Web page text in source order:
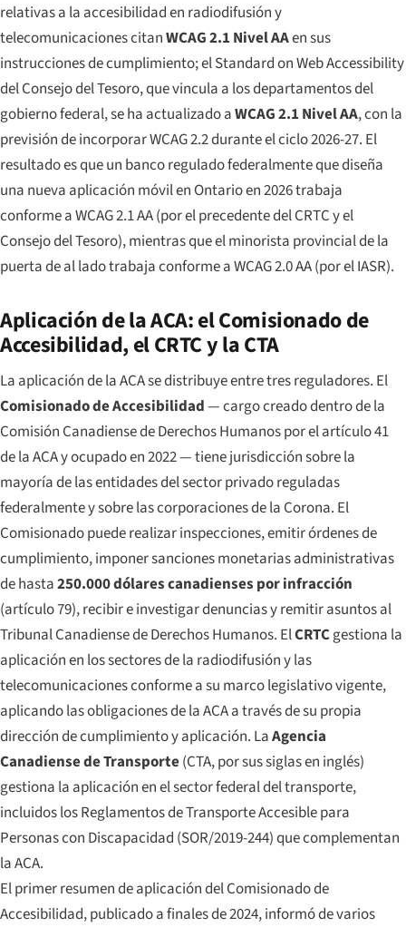
relativas a la accesibilidad en radiodifusión y
telecomunicaciones citanWCAG 2.1 Nivel AAen sus
instrucciones de cumplimiento; elStandard on Web Accessibility
del Consejo del Tesoro, que vincula a los departamentos del
gobierno federal, se ha actualizado aWCAG 2.1 Nivel AA, con la
previsión de incorporar WCAG 2.2 durante el ciclo 2026-27. El
resultado es que un banco regulado federalmente que diseña
una nueva aplicación móvil en Ontario en 2026 trabaja
conforme a WCAG 2.1 AA (por el precedente del CRTC y el
Consejo del Tesoro), mientras que el minorista provincial de la
puerta de al lado trabaja conforme a WCAG 2.0 AA (por el IASR).
Aplicación de la ACA: el Comisionado de
Accesibilidad, el CRTC y la CTA
La aplicación de la ACA se distribuye entre tres reguladores. El
Comisionado de Accesibilidad— cargo creado dentro de la
Comisión Canadiense de Derechos Humanos por el artículo 41
de la ACA y ocupado en 2022 — tiene jurisdicción sobre la
mayoría de las entidades del sector privado reguladas
federalmente y sobre las corporaciones de la Corona. El
Comisionado puede realizar inspecciones, emitir órdenes de
cumplimiento, imponer sanciones monetarias administrativas
de hasta250.000 dólares canadienses por infracción
(artículo 79), recibir e investigar denuncias y remitir asuntos al
Tribunal Canadiense de Derechos Humanos. ElCRTCgestiona la
aplicación en los sectores de la radiodifusión y las
telecomunicaciones conforme a su marco legislativo vigente,
aplicando las obligaciones de la ACA a través de su propia
dirección de cumplimiento y aplicación. LaAgencia
Canadiense de Transporte(CTA, por sus siglas en inglés)
gestiona la aplicación en el sector federal del transporte,
incluidos los Reglamentos de Transporte Accesible para
Personas con Discapacidad (SOR/2019-244) que complementan
la ACA.
El primer resumen de aplicación del Comisionado de
Accesibilidad, publicado a finales de 2024, informó de varios